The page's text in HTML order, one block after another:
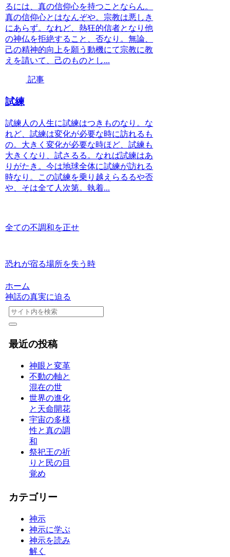
るには、真の信仰心を持つことならん。
真の信仰心とはなんぞや。宗教は悪しき
にあらず。なれど、熱狂的信者となり他
の神仏を拒絶すること、否なり。無論、
己の精神的向上を願う動機にて宗教に教
えを請いて、己のものとし...
記事
試練
試練人の人生に試練はつきものなり。な
れど、試練は変化が必要な時に訪れるも
の。大きく変化が必要な時ほど、試練も
大きくなり、試さるる。なれば試練はあ
りがたき。今は地球全体に試練が訪れる
時なり。この試練を乗り越えらるるや否
や、そは全て人次第。執着...
全ての不調和を正せ
恐れが宿る場所を失う時
ホーム
神話の真実に迫る
最近の投稿
神眼と変革
不動の軸と
混在の世
世界の進化
と天命開花
宇宙の多様
性と真の調
和
祭祀王の祈
りと民の目
覚め
カテゴリー
神示
神示に学ぶ
神示を読み
解く